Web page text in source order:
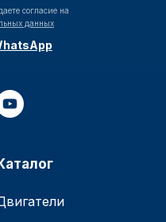
согласие на
данных